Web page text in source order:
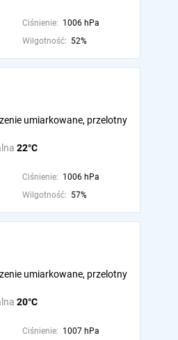
Ciśnienie: 1006 hPa
Wilgotność: 52%
22°C
umiarkowane, przelotny
Ciśnienie: 1006 hPa
Wilgotność: 57%
20°C
umiarkowane, przelotny
Ciśnienie: 1007 hPa